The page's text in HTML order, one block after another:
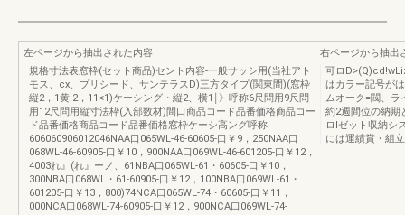
左ページから抽出された内容
規格寸法表窓枠(セット商品)セント内容-一般サッシ用(当社アト
モス、cx、プリシード、サンテラスD)三方タイプ(関東間)(窓枠
縦2，1黄:2，11<1)ケーシング・縦2、横1￨》呼称6尺問用9尺問
用12尺問用縦寸法枠(入部数材)間口商品コード品番価格商品コー
ド品番価格商品コード品番価格窓枠ケーシ高ング呼称
606060906012046NAA口065WL-46-60605-口￥9，250NAA口
068WL-46-60905-口￥10，900NAA口069WL-46-601205-口￥12，
4003れ』(れ』ーノ、61NBA口065WL-61・60605-口￥10，
300NBA口068WL・61-60905-口￥12，100NBA口069WL-61・
601205-口￥13，800)74NCA口065WL-74・60605-口￥11，
000NCA口068WL-74-60905-口￥12，900NCA口069WL-74-
右ページから抽出
可ロ
はカラー記号が
ムオーク=閥、
約2週間位の納期
ロlゼット収納シ
には運績賞・組